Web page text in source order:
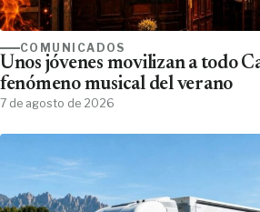
COMUNICADOS
Unos jóvenes movilizan a todo
fenómeno musical del verano
7 de agosto de 2026